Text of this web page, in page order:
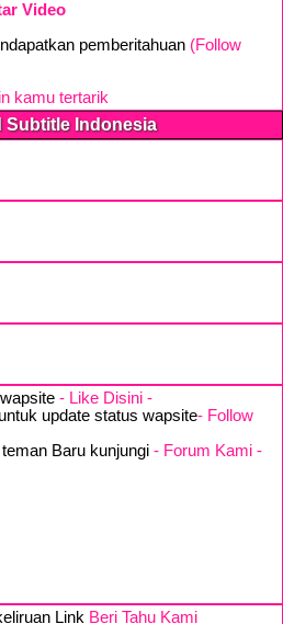
Video
pemberitahuan (Follow
kamu tertarik
Subtitle Indonesia
- Like Disini -
update status wapsite- Follow
Baru kunjungi - Forum Kami -
Link Beri Tahu Kami